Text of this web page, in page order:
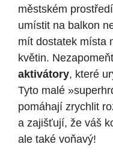
městském
umístit na balkon⁣
⁤mít dostatek místa
květin.
‍aktivátory, které
Tyto malé
pomáhají zrychlit
a zajišťují, že váš
ale také voňavý!